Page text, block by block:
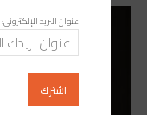
عنوان البريد الإلكتروني: